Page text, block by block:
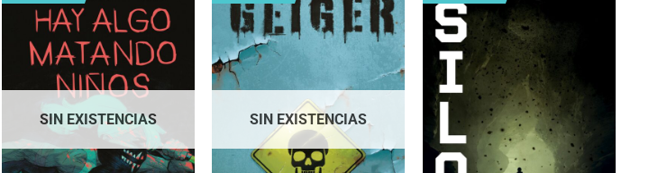
SIN EXISTENCIAS SIN EXISTENCIAS